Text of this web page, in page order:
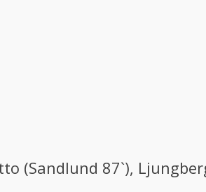
(Sandlund 87`),